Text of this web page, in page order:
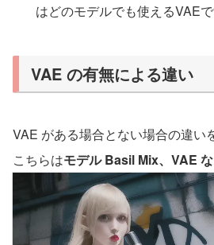
はどのモデルでも使えるVAEで
VAE の有無による違い
VAE がある場合とない場合の違い
こちらはモデル Basil Mix、VAE